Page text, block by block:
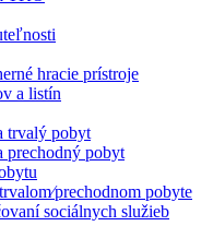
hracie prístroje
a listín
trvalý pobyt
prechodný pobyt
pobyte
sociálnych služieb